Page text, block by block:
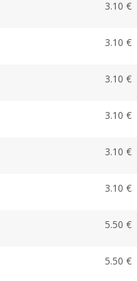
3.10 €
3.10 €
3.10 €
3.10 €
3.10 €
3.10 €
5.50 €
5.50 €